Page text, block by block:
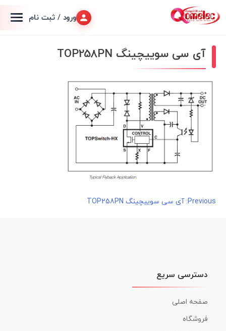
ورود / ثبت نام
آی سی سوییچینگ TOP258PN
راهبری
Previous: آی سی سوییچینگ TOP258PN
دسترسی سریع
صفحه اصلی
فروشگاه